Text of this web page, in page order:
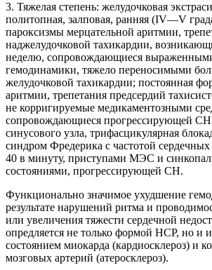
3. Тяжелая степень: желудочковая
политопная, залповая, ранняя (IV—V
пароксизмы мерцательной аритмии,
наджелудочковой тахикардии,
неделю, сопровождающиеся
гемодинамики, тяжело переносимыми
желудочковой тахикардии; постоянная
аритмии, трепетания предсердий
не корригируемые медикаментозными
сопровождающиеся прогрессирующей
синусового узла, трифасцикулярная
синдром Фредерика с частотой
40 в минуту, приступами МЭС и
состояниями, прогрессирующей СН.
Функционально значимое ухудшение
результате нарушений ритма и
или увеличения тяжести сердечной
опредляется не только формой НСР, но и
состоянием миокарда (кардиосклероз) и
мозговых артерий (атеросклероз).